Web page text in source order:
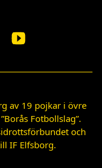
av 19 pojkar i övre
Fotbollslag”.
och
IF Elfsborg.